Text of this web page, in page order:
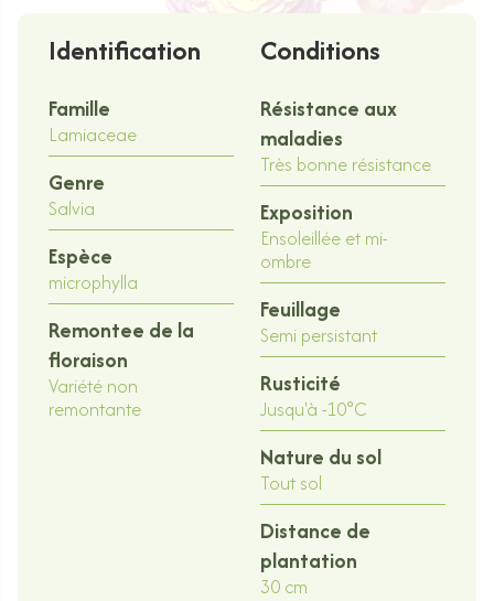
Identification
Famille
Lamiaceae
Genre
Salvia
Espèce
microphylla
Remontee de la
floraison
Variété non
remontante
Conditions
Résistance aux
maladies
Très bonne résistance
Exposition
Ensoleillée et mi-
ombre
Feuillage
Semi persistant
Rusticité
Jusqu'à -10°C
Nature du sol
Tout sol
Distance de
plantation
30 cm